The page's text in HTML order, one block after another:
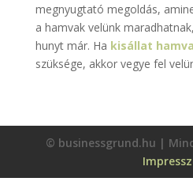
megnyugtató megoldás,
a hamvak velünk
hunyt már. Ha kisállat
szüksége, akkor vegye fel
© businessgrund.hu |